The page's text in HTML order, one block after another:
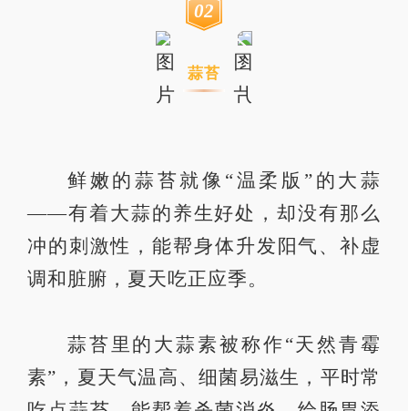
02
蒜苔
鲜嫩的蒜苔就像“温柔版”的大蒜
——有着大蒜的养生好处，却没有那么
冲的刺激性，能帮身体升发阳气、补虚
调和脏腑，夏天吃正应季。
蒜苔里的大蒜素被称作“天然青霉
素”，夏天气温高、细菌易滋生，平时常